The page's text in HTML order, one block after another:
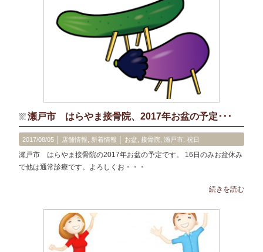
瀬戸市 はらやま接骨院、2017年お盆の予定･･･
2017/08/05 │ 店舗情報, 新着情報 お盆,接骨院,瀬戸市,祝日
瀬戸市 はらやま接骨院の2017年お盆の予定です。 16日のみお盆休み
で他は通常診療です。よろしくお・・・
続きを読む